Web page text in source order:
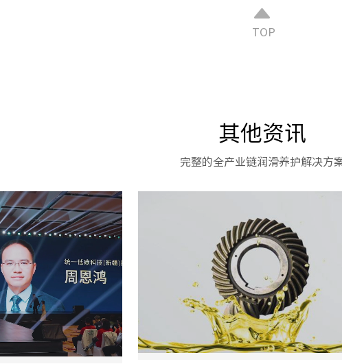
TOP
其他资讯
完整的全产业链润滑养护解决方